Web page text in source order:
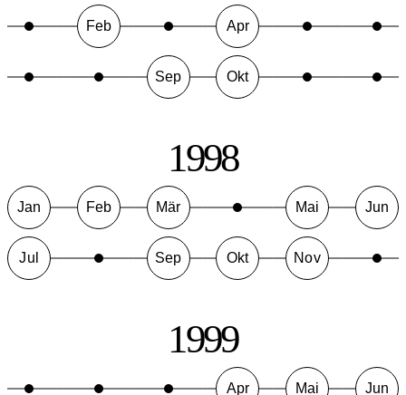
Feb Apr
Sep Okt
1998
Jan Feb Mär Mai Jun
Jul Sep Okt Nov
1999
Apr Mai Jun